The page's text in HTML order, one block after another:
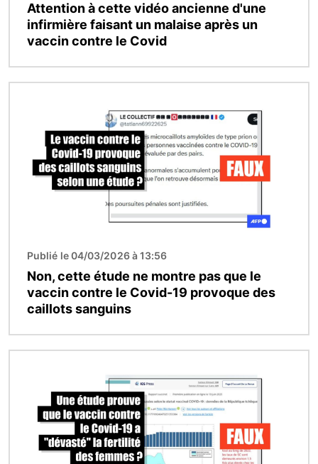
Attention à cette vidéo ancienne d'une
infirmière faisant un malaise après un
vaccin contre le Covid
Publié le 04/03/2026 à 13:56
Non, cette étude ne montre pas que le
vaccin contre le Covid-19 provoque des
caillots sanguins